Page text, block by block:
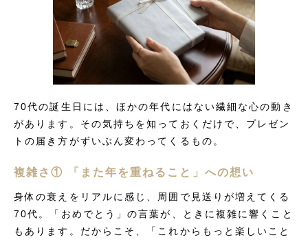
70代の誕生日には、ほかの年代にはない繊細な心の動き
があります。その気持ちを知っておくだけで、プレゼン
トの届き方がずいぶん変わってくるもの。
複雑さ① 「また年を重ねること」への想い
身体の衰えをリアルに感じ、周囲で見送りが増えてくる
70代。「おめでとう」の言葉が、ときに複雑に響くこと
もあります。だからこそ、「これからもっと楽しいこと